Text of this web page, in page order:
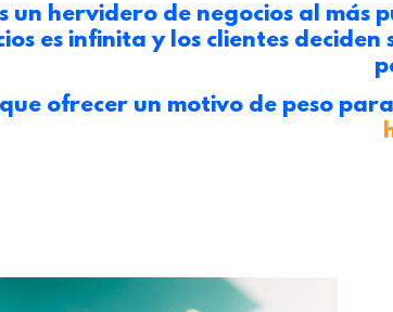
un hervidero de negocios al más
es infinita y los clientes
que ofrecer un motivo de peso